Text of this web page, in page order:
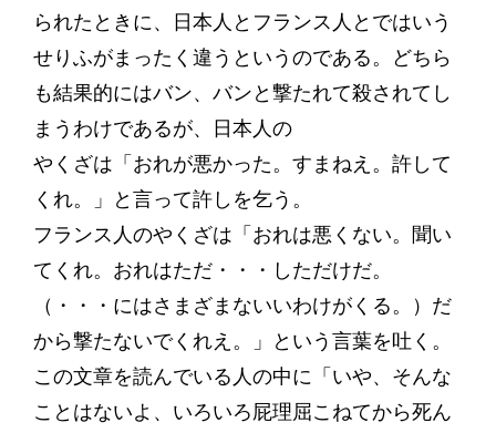
られたときに、日本人とフランス人とではいう
せりふがまったく違うというのである。どちら
も結果的にはバン、バンと撃たれて殺されてし
まうわけであるが、日本人の
やくざは「おれが悪かった。すまねえ。許して
くれ。」と言って許しを乞う。
フランス人のやくざは「おれは悪くない。聞い
てくれ。おれはただ・・・しただけだ。
（・・・にはさまざまないいわけがくる。）だ
から撃たないでくれえ。」という言葉を吐く。
この文章を読んでいる人の中に「いや、そんな
ことはないよ、いろいろ屁理屈こねてから死ん